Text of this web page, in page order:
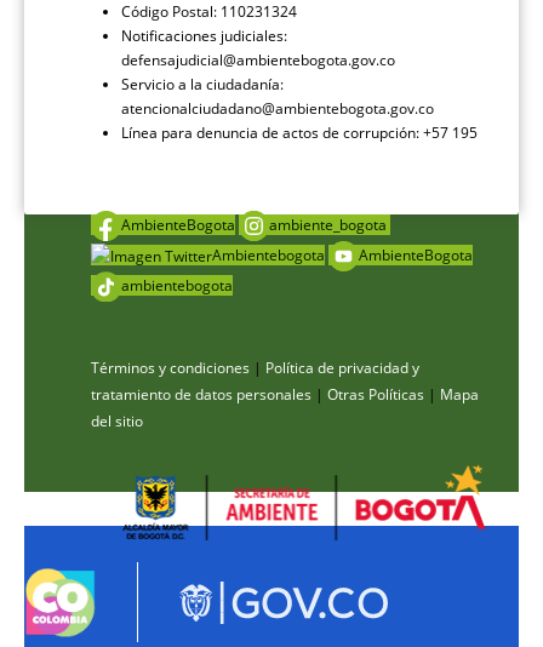
Código Postal: 110231324
Notificaciones judiciales:
defensajudicial@ambientebogota.gov.co
Servicio a la ciudadanía:
atencionalciudadano@ambientebogota.gov.co
Línea para denuncia de actos de corrupción: +57 195
AmbienteBogota
ambiente_bogota
Ambientebogota
AmbienteBogota
ambientebogota
Términos y condiciones | Política de privacidad y
tratamiento de datos personales | Otras Políticas | Mapa
del sitio